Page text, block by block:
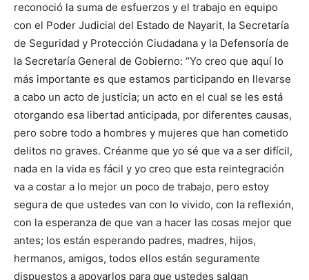
reconoció la suma de esfuerzos y el trabajo en equipo
con el Poder Judicial del Estado de Nayarit, la Secretaría
de Seguridad y Protección Ciudadana y la Defensoría de
la Secretaría General de Gobierno: “Yo creo que aquí lo
más importante es que estamos participando en llevarse
a cabo un acto de justicia; un acto en el cual se les está
otorgando esa libertad anticipada, por diferentes causas,
pero sobre todo a hombres y mujeres que han cometido
delitos no graves. Créanme que yo sé que va a ser difícil,
nada en la vida es fácil y yo creo que esta reintegración
va a costar a lo mejor un poco de trabajo, pero estoy
segura de que ustedes van con lo vivido, con la reflexión,
con la esperanza de que van a hacer las cosas mejor que
antes; los están esperando padres, madres, hijos,
hermanos, amigos, todos ellos están seguramente
dispuestos a apoyarlos para que ustedes salgan